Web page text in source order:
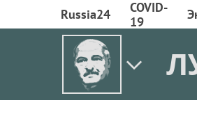
Russia24
COVID-
19